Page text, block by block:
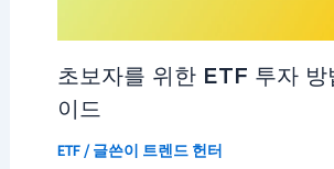
초보자를 위한 ETF 투자 방
이드
ETF/ 글쓴이 트렌드 헌터